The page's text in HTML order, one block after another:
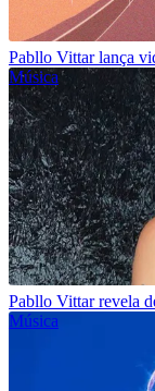
Pabllo Vittar lança
Música
Pabllo Vittar revela
Música